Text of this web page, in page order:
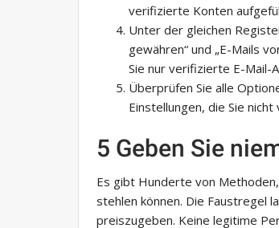
verifizierte Konten
Unter der gleichen
gewähren“ und „E-Mails
Sie nur verifizierte E-Mail-
Überprüfen Sie alle
Einstellungen, die Sie nicht
5 Geben Sie
Es gibt Hunderte von
stehlen können. Die Faustregel
preiszugeben. Keine legitime